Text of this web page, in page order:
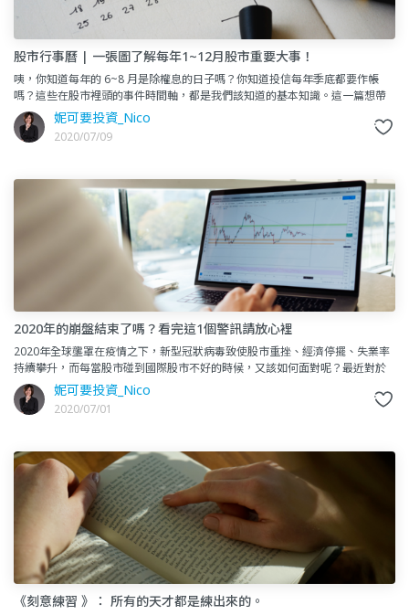
股市行事曆 | 一張圖了解每年1~12月股市重要大事！
咦，你知道每年的 6~8 月是除權息的日子嗎？你知道投信每年季底都要作帳
嗎？這些在股市裡頭的事件時間軸，都是我們該知道的基本知識。這一篇想帶
大家來了解一下，股市每個月要注意的大事情有哪些：股市1~12
妮可要投資_Nico
2020/07/09
2020年的崩盤結束了嗎？看完這1個警訊請放心裡
2020年全球壟罩在疫情之下，新型冠狀病毒致使股市重挫、經濟停擺、失業率
持續攀升，而每當股市碰到國際股市不好的時候，又該如何面對呢？最近對於
「養、套、殺」這 3 個字非常有感，因為許多行銷管道，他們的
妮可要投資_Nico
2020/07/01
《刻意練習 》： 所有的天才都是練出來的。